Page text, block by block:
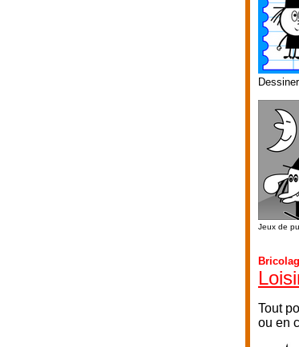
Jeux de
Tout
ou en